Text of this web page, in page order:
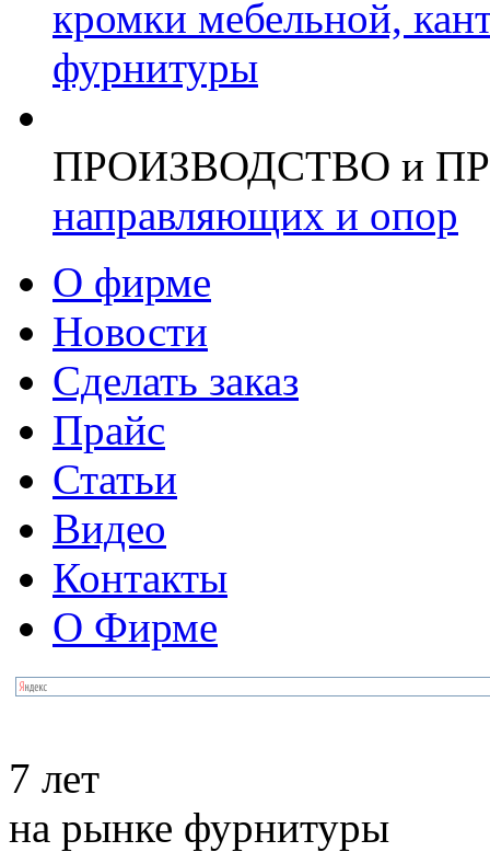
кромки мебельной,
фурнитуры
ПРОИЗВОДСТВО и
направляющих и опор
О фирме
Новости
Сделать заказ
Прайс
Статьи
Видео
Контакты
О Фирме
7 лет
на рынке фурнитуры